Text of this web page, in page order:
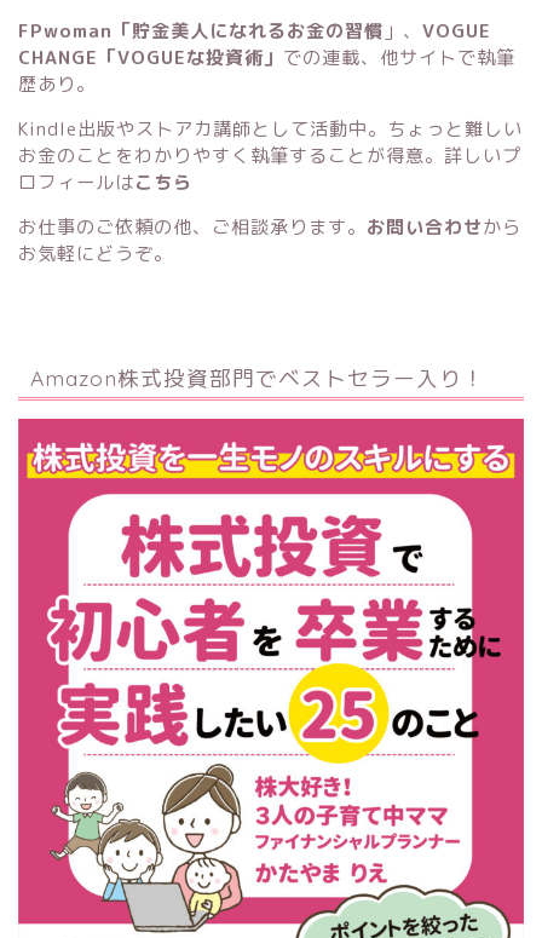
FPwoman「貯金美人になれるお金の習慣 」 、 VOGUE
CHANGE「VOGUEな投資術」 での連載、他サイトで執筆
歴あり。
Kindle出版やストアカ講師として活動中。ちょっと難しい
お金のことをわかりやすく執筆することが得意。詳しいプ
ロフィールはこちら
お仕事のご依頼の他、ご相談承ります。 お問い合わせから
お気軽にどうぞ。
Amazon株式投資部門でベストセラー入り！